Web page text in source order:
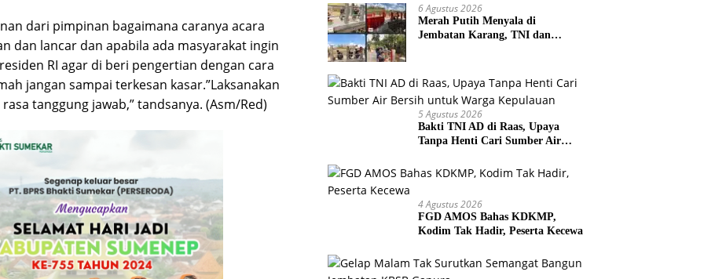
dari pimpinan bagaimana caranya acara
dan lancar dan apabila ada masyarakat ingin
RI agar di beri pengertian dengan cara
jangan sampai terkesan kasar.”Laksanakan
tanggung jawab,” tandsanya. (Asm/Red)
6 Agustus 2026
Merah Putih Menyala di
Jembatan Karang, TNI dan
5 Agustus 2026
Bakti TNI AD di Raas, Upaya
Tanpa Henti Cari Sumber Air
4 Agustus 2026
FGD AMOS Bahas KDKMP,
Kodim Tak Hadir, Peserta Kecewa